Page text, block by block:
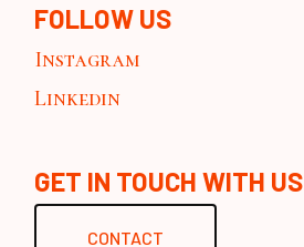
FOLLOW US
Instagram
Linkedin
GET IN TOUCH WITH US
CONTACT